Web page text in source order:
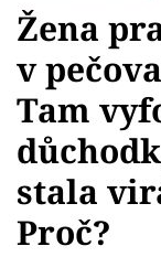
Témata
Youtubeři
Virály
Žena
v
Tam
stala
Proč?